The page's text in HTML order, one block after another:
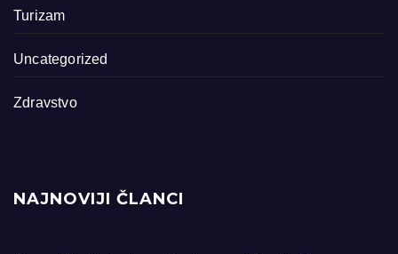
Turizam
Uncategorized
Zdravstvo
NAJNOVIJI ČLANCI